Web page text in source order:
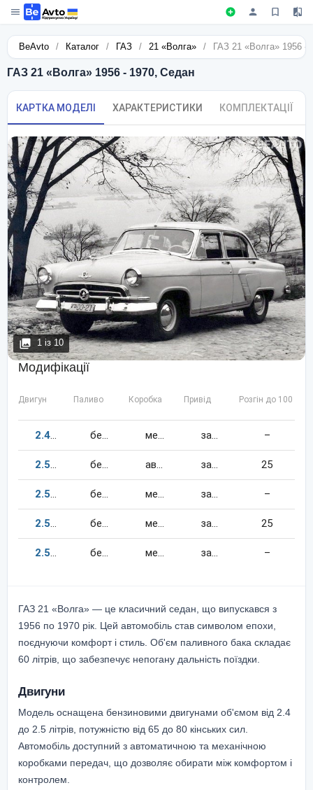
BeAvto / Каталог / ГАЗ / 21 «Волга» / ГАЗ 21 «Волга» 1956 -
ГАЗ 21 «Волга» 1956 - 1970, Седан
КАРТКА МОДЕЛІ ХАРАКТЕРИСТИКИ КОМПЛЕКТАЦІЇ
1 із 10
Модифікації
Двигун Паливо Коробка Привід Розгін до 100 км/
2.465 бензин механіка задній –
2.580 бензин автомат задній 25
2.575 бензин механіка задній –
2.570 бензин механіка задній 25
2.575 бензин механіка задній –
ГАЗ 21 «Волга» — це класичний седан, що випускався з
1956 по 1970 рік. Цей автомобіль став символом епохи,
поєднуючи комфорт і стиль. Об'єм паливного бака складає
60 літрів, що забезпечує непогану дальність поїздки.
Двигуни
Модель оснащена бензиновими двигунами об'ємом від 2.4
до 2.5 літрів, потужністю від 65 до 80 кінських сил.
Автомобіль доступний з автоматичною та механічною
коробками передач, що дозволяє обирати між комфортом і
контролем.